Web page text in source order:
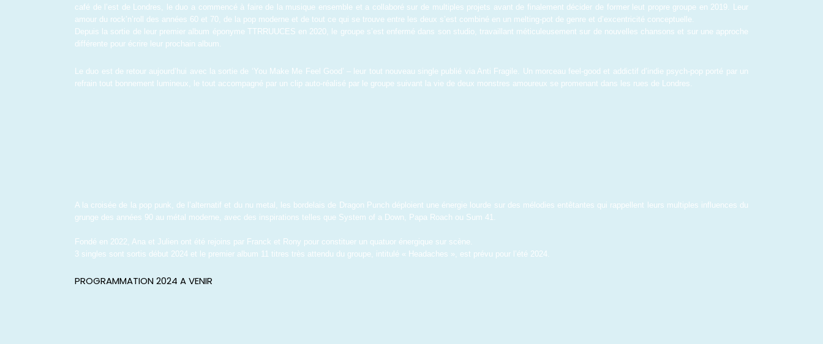
café de l’est de Londres, le duo a commencé à faire de la musique ensemble et a collaboré sur de multiples projets avant de finalement décider de former leut propre groupe en 2019. Leur
amour du rock’n’roll des années 60 et 70, de la pop moderne et de tout ce qui se trouve entre les deux s’est combiné en un melting-pot de genre et d’excentricité conceptuelle.
Depuis la sortie de leur premier album éponyme TTRRUUCES en 2020, le groupe s’est enfermé dans son studio, travaillant méticuleusement sur de nouvelles chansons et sur une approche
différente pour écrire leur prochain album.
Le duo est de retour aujourd’hui avec la sortie de ‘You Make Me Feel Good’ – leur tout nouveau single publié via Anti Fragile. Un morceau feel-good et addictif d’indie psych-pop porté par un
refrain tout bonnement lumineux, le tout accompagné par un clip auto-réalisé par le groupe suivant la vie de deux monstres amoureux se promenant dans les rues de Londres.
A la croisée de la pop punk, de l’alternatif et du nu metal, les bordelais de Dragon Punch déploient une énergie lourde sur des mélodies entêtantes qui rappellent leurs multiples influences du
grunge des années 90 au métal moderne, avec des inspirations telles que System of a Down, Papa Roach ou Sum 41.
Fondé en 2022, Ana et Julien ont été rejoins par Franck et Rony pour constituer un quatuor énergique sur scène.
3 singles sont sortis début 2024 et le premier album 11 titres très attendu du groupe, intitulé « Headaches », est prévu pour l’été 2024.
PROGRAMMATION 2024 A VENIR